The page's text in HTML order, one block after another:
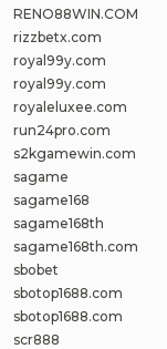
RENO88WIN.COM
rizzbetx.com
royal99y.com
royal99y.com
royaleluxee.com
run24pro.com
s2kgamewin.com
sagame
sagame168
sagame168th
sagame168th.com
sbobet
sbotop1688.com
sbotop1688.com
scr888